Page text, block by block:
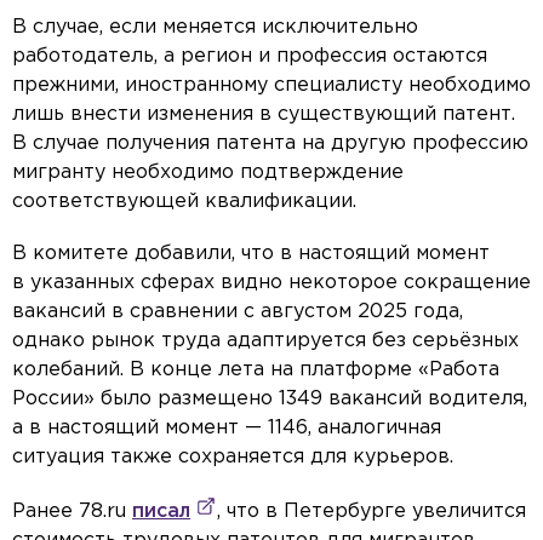
В случае, если меняется исключительно
работодатель, а регион и профессия остаются
прежними, иностранному специалисту необходимо
лишь внести изменения в существующий патент.
В случае получения патента на другую профессию
мигранту необходимо подтверждение
соответствующей квалификации.
В комитете добавили, что в настоящий момент
в указанных сферах видно некоторое сокращение
вакансий в сравнении с августом 2025 года,
однако рынок труда адаптируется без серьёзных
колебаний. В конце лета на платформе «Работа
России» было размещено 1349 вакансий водителя,
а в настоящий момент — 1146, аналогичная
ситуация также сохраняется для курьеров.
Ранее 78.ru писал
, что в Петербурге увеличится